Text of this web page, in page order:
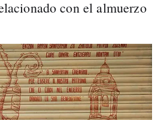
con el almuerzo